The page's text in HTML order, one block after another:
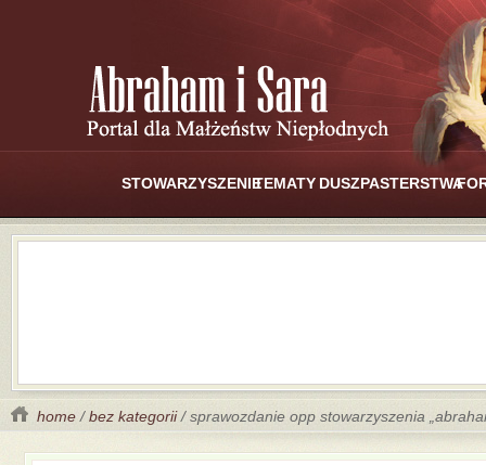
STOWARZYSZENIETEMATY DUSZPASTERSTWA
home /bez kategorii/ sprawozdanie opp stowarzyszenia